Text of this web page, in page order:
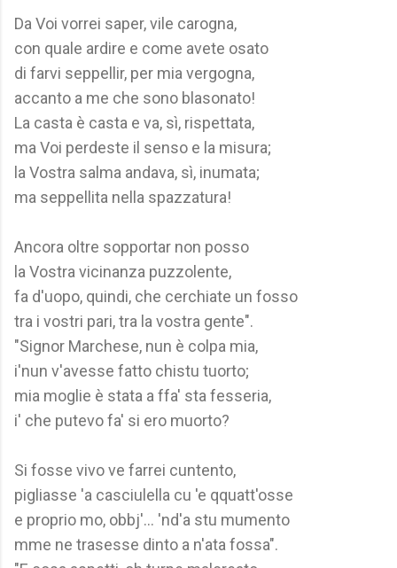
Da Voi vorrei saper, vile carogna,
con quale ardire e come avete osato
di farvi seppellir, per mia vergogna,
accanto a me che sono blasonato!
La casta è casta e va, sì, rispettata,
ma Voi perdeste il senso e la misura;
la Vostra salma andava, sì, inumata;
ma seppellita nella spazzatura!
Ancora oltre sopportar non posso
la Vostra vicinanza puzzolente,
fa d'uopo, quindi, che cerchiate un fosso
tra i vostri pari, tra la vostra gente".
"Signor Marchese, nun è colpa mia,
i'nun v'avesse fatto chistu tuorto;
mia moglie è stata a ffa' sta fesseria,
i' che putevo fa' si ero muorto?
Si fosse vivo ve farrei cuntento,
pigliasse 'a casciulella cu 'e qquatt'osse
e proprio mo, obbj'... 'nd'a stu mumento
mme ne trasesse dinto a n'ata fossa".